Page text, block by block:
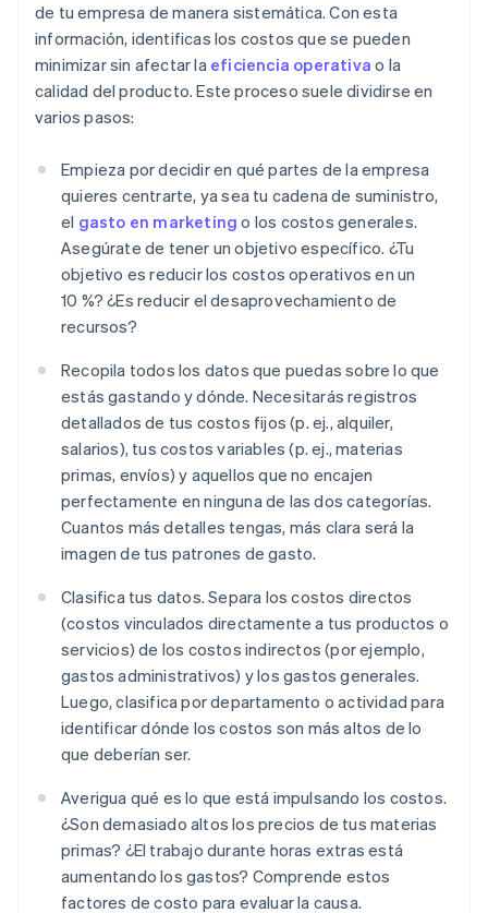
de tu empresa de manera sistemática. Con esta
información, identificas los costos que se pueden
minimizar sin afectar la eficiencia operativa o la
calidad del producto. Este proceso suele dividirse en
varios pasos:
Empieza por decidir en qué partes de la empresa
quieres centrarte, ya sea tu cadena de suministro,
el gasto en marketing o los costos generales.
Asegúrate de tener un objetivo específico. ¿Tu
objetivo es reducir los costos operativos en un
10 %? ¿Es reducir el desaprovechamiento de
recursos?
Recopila todos los datos que puedas sobre lo que
estás gastando y dónde. Necesitarás registros
detallados de tus costos fijos (p. ej., alquiler,
salarios), tus costos variables (p. ej., materias
primas, envíos) y aquellos que no encajen
perfectamente en ninguna de las dos categorías.
Cuantos más detalles tengas, más clara será la
imagen de tus patrones de gasto.
Clasifica tus datos. Separa los costos directos
(costos vinculados directamente a tus productos o
servicios) de los costos indirectos (por ejemplo,
gastos administrativos) y los gastos generales.
Luego, clasifica por departamento o actividad para
identificar dónde los costos son más altos de lo
que deberían ser.
Averigua qué es lo que está impulsando los costos.
¿Son demasiado altos los precios de tus materias
primas? ¿El trabajo durante horas extras está
aumentando los gastos? Comprende estos
factores de costo para evaluar la causa.